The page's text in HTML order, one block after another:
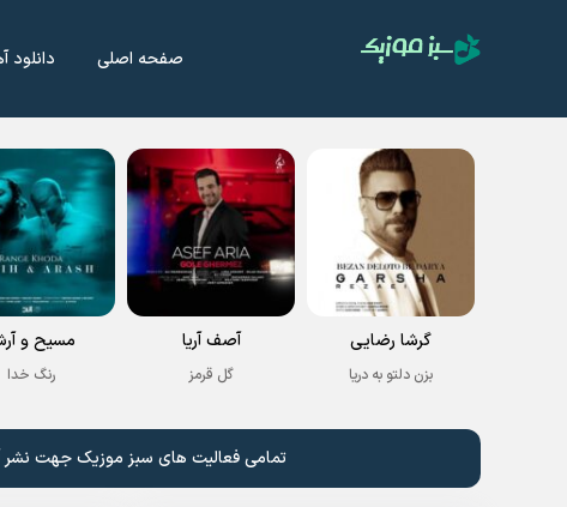
صفحه اصلی
گرشا رضایی
بزن دلتو به دریا
آصف آریا
گل قرمز
مسیح و
رنگ خدا
تمامی فعالیت های سبز موزیک جهت نشر